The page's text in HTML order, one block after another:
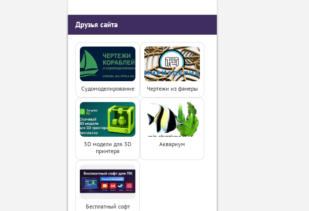
Друзья сайта
Судомоделирование Чертежи из фанеры
3D модели для 3D
принтера
Аквариум
Бесплатный софт